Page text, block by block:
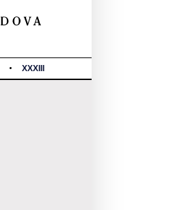
XXXIII